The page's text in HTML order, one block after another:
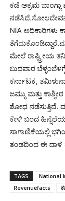
ಕಡೆ ಅಕ್ರಮ
NIA ಅಧಿಕಾರಿಗಳು
ಮೇಲೆ ರಾಷ್ಟ್ರೀಯ
ಬುಧವಾರ
ಕರ್ನಾಟಕ,
ಜಮ್ಮು ಮತ್ತು
ಶೋಧ ನಡೆಸುತ್ತಿದೆ.
ಕೇಳಿ ಬಂದ
ಸಾಗಾಣಿಕೆಯಲ್ಲಿ
ತಂಡದಿಂದ ಈ ದಾಳಿ
TAGS National
Revenuefacts